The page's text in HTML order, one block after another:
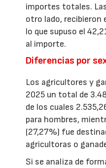
importes totales.
otro lado, recibieron
lo que supuso el
al importe.
Diferencias por
Los agricultores y
2025 un total de
de los cuales
para hombres,
(27,27%) fue
agricultoras o
Si se analiza de